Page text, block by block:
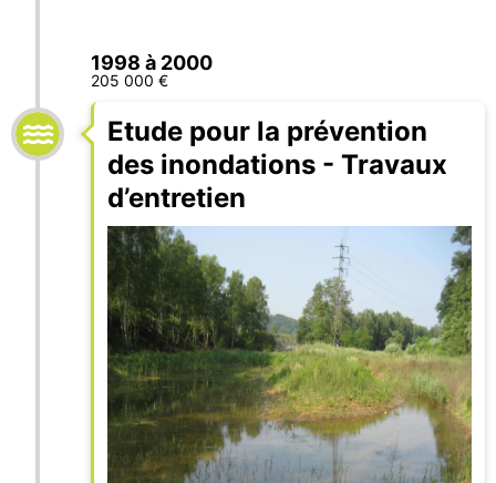
1998 à 2000
205 000 €
Etude pour la prévention
des inondations - Travaux
d’entretien